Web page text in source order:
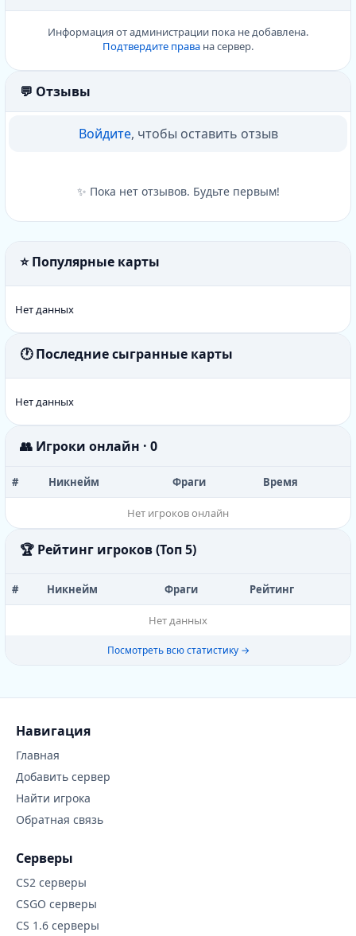
Информация от администрации пока не добавлена.
Подтвердите права на сервер.
💬 Отзывы
Войдите, чтобы оставить отзыв
✨ Пока нет отзывов. Будьте первым!
⭐ Популярные карты
Нет данных
🕐 Последние сыгранные карты
Нет данных
👥 Игроки онлайн · 0
# Никнейм Фраги Время
Нет игроков онлайн
🏆 Рейтинг игроков (Топ 5)
# Никнейм Фраги Рейтинг
Нет данных
Посмотреть всю статистику →
Навигация
Главная
Добавить сервер
Найти игрока
Обратная связь
Серверы
CS2 серверы
CSGO серверы
CS 1.6 серверы